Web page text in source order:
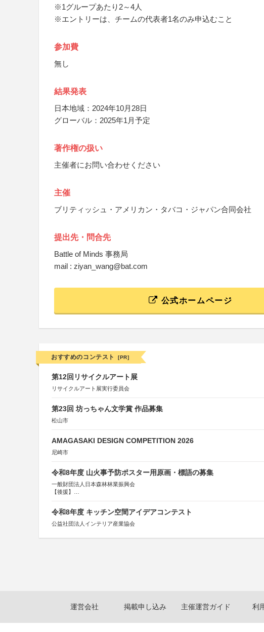
※1グループあたり2～4人
※エントリーは、チームの代表者1名のみ申込むこと
参加費
無し
結果発表
日本地域：2024年10月28日
グローバル：2025年1月予定
著作権の扱い
主催者にお問い合わせください
主催
ブリティッシュ・アメリカン・タバコ・ジャパン合同会社
提出先・問合先
Battle of Minds 事務局
mail : ziyan_wang@bat.com
公式ホームページ
おすすめのコンテスト [PR]
第12回リサイクルアート展
リサイクルアート展実行委員会
第23回 坊っちゃん文学賞 作品募集
松山市
AMAGASAKI DESIGN COMPETITION 2026
尼崎市
令和8年度 山火事予防ポスター用原画・標語の募集
一般財団法人日本森林林業振興会
【後援】
令和8年度 キッチン空間アイデアコンテスト
公益社団法人インテリア産業協会
運営会社 掲載申し込み 主催運営ガイド 利